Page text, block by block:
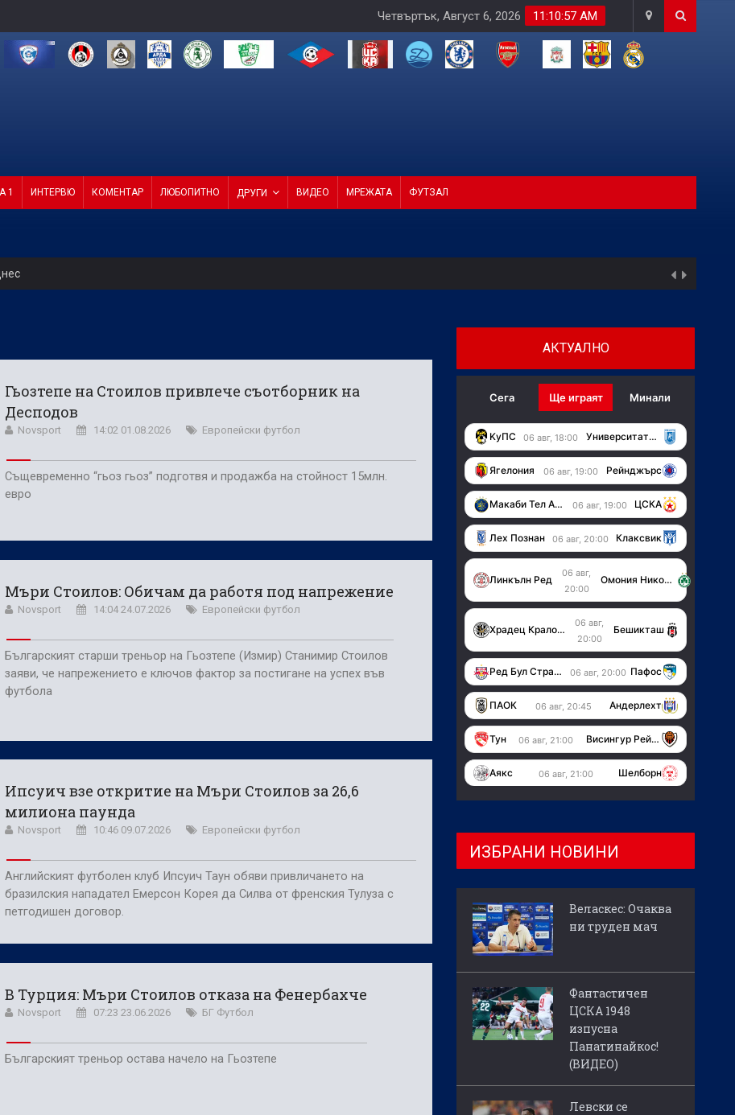
11:10:58 AM
Четвъртък, Август 6, 2026
1 ИНТЕРВЮ КОМЕНТАР ЛЮБОПИТНО ДРУГИ ВИДЕО МРЕЖАТА ФУТЗАЛ
мач
Панатинайкос! (ВИДЕО)
Гьозтепе на Стоилов привлече съотборник на
Десподов
Novsport 14:02 01.08.2026 Европейски футбол
Същевременно “гьоз гьоз” подготвя и продажба на стойност 15млн.
евро
Мъри Стоилов: Обичам да работя под напрежение
Novsport 14:04 24.07.2026 Европейски футбол
Българският старши треньор на Гьозтепе (Измир) Станимир Стоилов
заяви, че напрежението е ключов фактор за постигане на успех във
футбола
Ипсуич взе откритие на Мъри Стоилов за 26,6
милиона паунда
Novsport 10:46 09.07.2026 Европейски футбол
Английският футболен клуб Ипсуич Таун обяви привличането на
бразилския нападател Емерсон Корея да Силва от френския Тулуза с
петгодишен договор.
В Турция: Мъри Стоилов отказа на Фенербахче
Novsport 07:23 23.06.2026 БГ Футбол
Българският треньор остава начело на Гьозтепе
АКТУАЛНО
Сега Ще играят Минали
KуПС 06 авг, 18:00 Университатя (Крайова)
Ягелония 06 авг, 19:00 Рейнджърс
Макаби Тел Авив 06 авг, 19:00 ЦСКА
Лех Познан 06 авг, 20:00 Клаксвик
Линкълн Ред
06 авг,
20:00
Омония Никозия
Храдец Кралове
06 авг,
20:00
Бешикташ
Ред Бул Страсбург 06 авг, 20:00 Пафос
ПАОК 06 авг, 20:45 Андерлехт
Тун 06 авг, 21:00 Висингур Рейкявик
Аякс 06 авг, 21:00 Шелборн
ИЗБРАНИ НОВИНИ
Веласкес: Очаква
ни труден мач
Фантастичен
ЦСКА 1948
изпусна
Панатинайкос!
(ВИДЕО)
Левски се